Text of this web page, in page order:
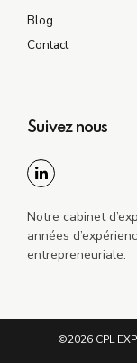
Blog
Contact
Suivez nous
Notre cabinet
années
entrepreneuriale.
©2026 CPL